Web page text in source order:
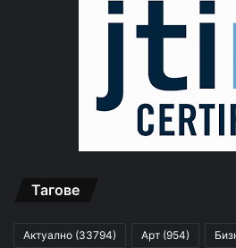
Тагове
Актуално (33794) Арт (954)